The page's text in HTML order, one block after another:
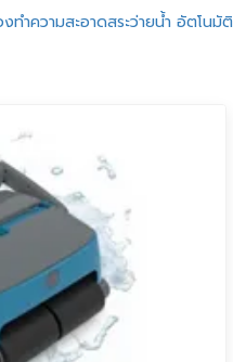
ทำความสะอาดสระว่ายน้ำ อัตโนมัติ